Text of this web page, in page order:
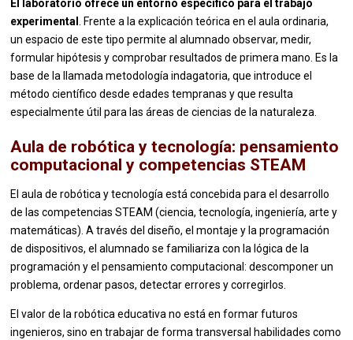
El laboratorio ofrece un entorno específico para el trabajo
experimental
. Frente a la explicación teórica en el aula ordinaria,
un espacio de este tipo permite al alumnado observar, medir,
formular hipótesis y comprobar resultados de primera mano. Es la
base de la llamada metodología indagatoria, que introduce el
método científico desde edades tempranas y que resulta
especialmente útil para las áreas de ciencias de la naturaleza.
Aula de robótica y tecnología: pensamiento
computacional y competencias STEAM
El aula de robótica y tecnología está concebida para el desarrollo
de las competencias STEAM (ciencia, tecnología, ingeniería, arte y
matemáticas). A través del diseño, el montaje y la programación
de dispositivos, el alumnado se familiariza con la lógica de la
programación y el pensamiento computacional: descomponer un
problema, ordenar pasos, detectar errores y corregirlos.
El valor de la robótica educativa no está en formar futuros
ingenieros, sino en trabajar de forma transversal habilidades como